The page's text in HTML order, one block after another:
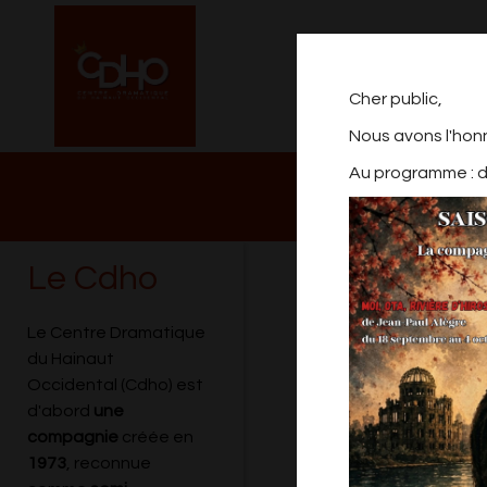
Cher public,
Nous avons
Au programme :
NOTRE
2026/2027
Le Cdho
Le Centre Dramatique
du Hainaut
Occidental (Cdho) est
d'abord une
compagnie créée en
1973 , reconnue
DES SOURIS